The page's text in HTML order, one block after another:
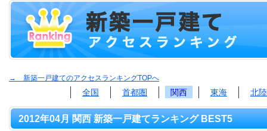
→ 新築一戸建てのアクセスランキングTOPへ
全国 首都圏 関西 東海 北
2012年04月 関西 新築一戸建てランキング BEST5